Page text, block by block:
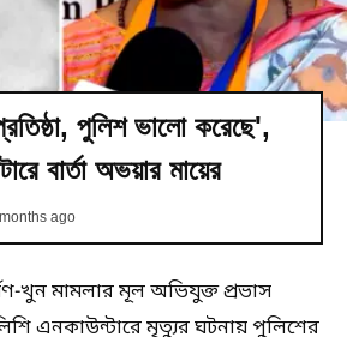
পুলিশ ভালো করেছে',
বার্তা অভয়ার মায়ের
ago
খুন মামলার মূল অভিযুক্ত প্রভাস
এনকাউন্টারে মৃত্যুর ঘটনায় পুলিশের